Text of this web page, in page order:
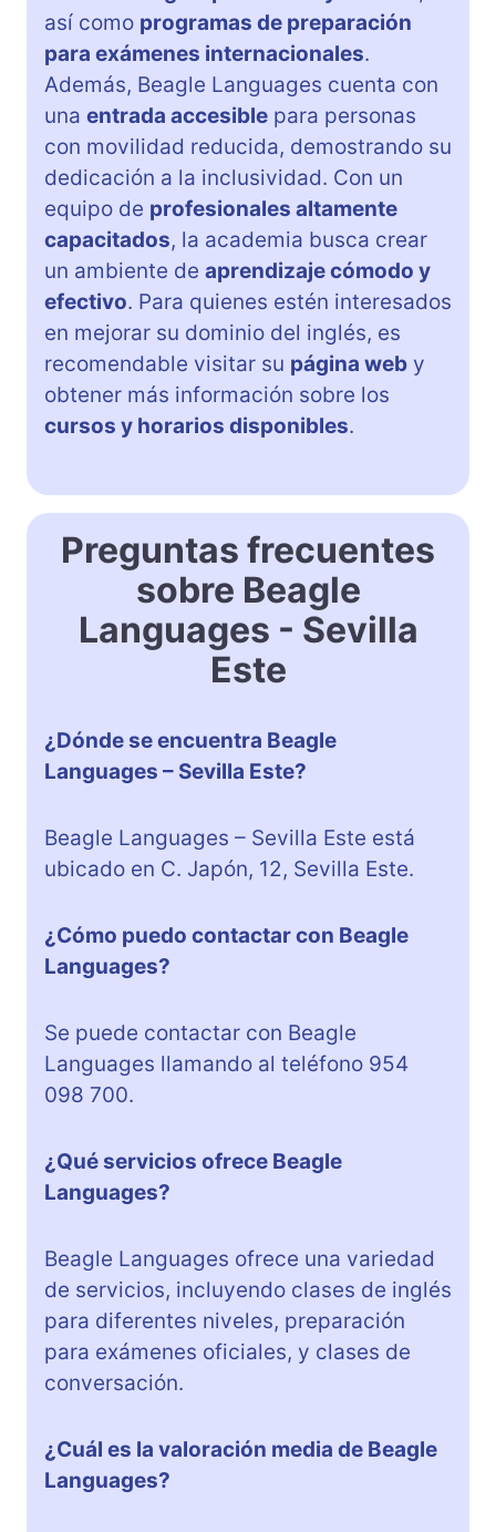
así como programas de preparación
para exámenes internacionales.
Además, Beagle Languages cuenta con
una entrada accesible para personas
con movilidad reducida, demostrando su
dedicación a la inclusividad. Con un
equipo de profesionales altamente
capacitados, la academia busca crear
un ambiente de aprendizaje cómodo y
efectivo. Para quienes estén interesados
en mejorar su dominio del inglés, es
recomendable visitar su página web y
obtener más información sobre los
cursos y horarios disponibles.
Preguntas frecuentes
sobre Beagle
Languages ​​- Sevilla
Este
¿Dónde se encuentra Beagle
Languages – Sevilla Este?
Beagle Languages – Sevilla Este está
ubicado en C. Japón, 12, Sevilla Este.
¿Cómo puedo contactar con Beagle
Languages?
Se puede contactar con Beagle
Languages llamando al teléfono 954
098 700.
¿Qué servicios ofrece Beagle
Languages?
Beagle Languages ofrece una variedad
de servicios, incluyendo clases de inglés
para diferentes niveles, preparación
para exámenes oficiales, y clases de
conversación.
¿Cuál es la valoración media de Beagle
Languages?